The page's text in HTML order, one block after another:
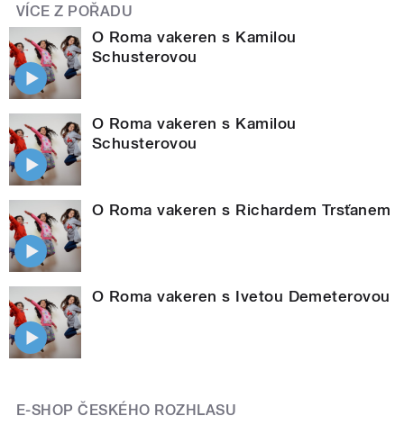
VÍCE Z POŘADU
O Roma vakeren s Kamilou
Schusterovou
O Roma vakeren s Kamilou
Schusterovou
O Roma vakeren s Richardem Trsťanem
O Roma vakeren s Ivetou Demeterovou
E-SHOP ČESKÉHO ROZHLASU